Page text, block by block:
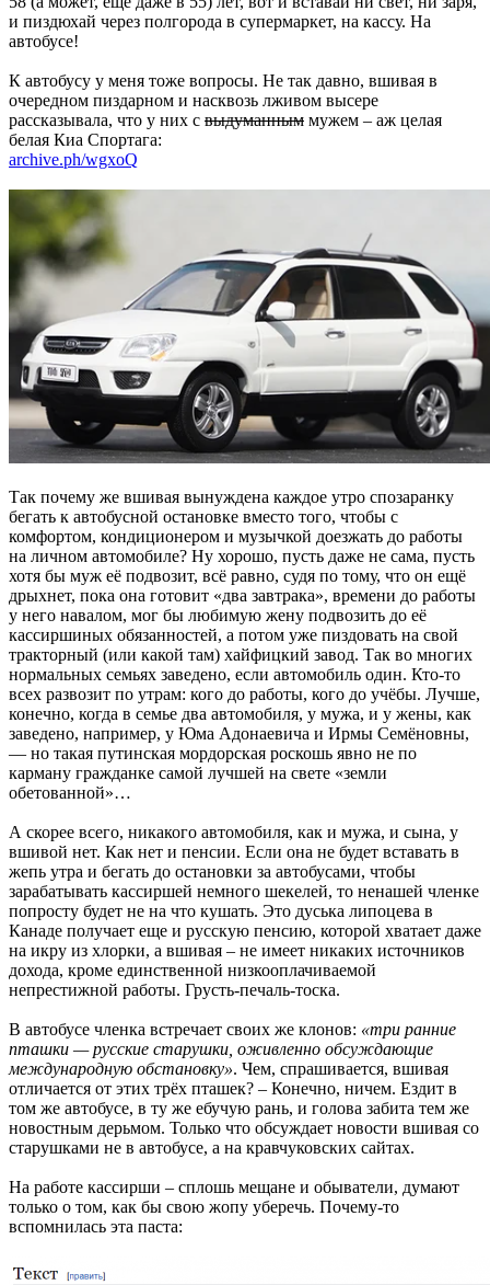
и пиздюхай через полгорода в супермаркет, на кассу. На
автобусе!
К автобусу у меня тоже вопросы. Не так давно, вшивая в
очередном пиздарном и насквозь лживом высере
рассказывала, что у них с выдуманным мужем – аж целая
белая Киа Спортага:
archive.ph/wgxoQ
Так почему же вшивая вынуждена каждое утро спозаранку
бегать к автобусной остановке вместо того, чтобы с
комфортом, кондиционером и музычкой доезжать до работы
на личном автомобиле? Ну хорошо, пусть даже не сама, пусть
хотя бы муж её подвозит, всё равно, судя по тому, что он ещё
дрыхнет, пока она готовит «два завтрака», времени до работы
у него навалом, мог бы любимую жену подвозить до её
кассиршиных обязанностей, а потом уже пиздовать на свой
тракторный (или какой там) хайфицкий завод. Так во многих
нормальных семьях заведено, если автомобиль один. Кто-то
всех развозит по утрам: кого до работы, кого до учёбы. Лучше,
конечно, когда в семье два автомобиля, у мужа, и у жены, как
заведено, например, у Юма Адонаевича и Ирмы Семёновны,
— но такая путинская мордорская роскошь явно не по
карману гражданке самой лучшей на свете «земли
обетованной»…
А скорее всего, никакого автомобиля, как и мужа, и сына, у
вшивой нет. Как нет и пенсии. Если она не будет вставать в
жепь утра и бегать до остановки за автобусами, чтобы
зарабатывать кассиршей немного шекелей, то ненашей членке
попросту будет не на что кушать. Это дуська липоцева в
Канаде получает еще и русскую пенсию, которой хватает даже
на икру из хлорки, а вшивая – не имеет никаких источников
дохода, кроме единственной низкооплачиваемой
непрестижной работы. Грусть-печаль-тоска.
В автобусе членка встречает своих же клонов: «три ранние
пташки — русские старушки, оживленно обсуждающие
международную обстановку». Чем, спрашивается, вшивая
отличается от этих трёх пташек? – Конечно, ничем. Ездит в
том же автобусе, в ту же ебучую рань, и голова забита тем же
новостным дерьмом. Только что обсуждает новости вшивая со
старушками не в автобусе, а на кравчуковских сайтах.
На работе кассирши – сплошь мещане и обыватели, думают
только о том, как бы свою жопу уберечь. Почему-то
вспомнилась эта паста: